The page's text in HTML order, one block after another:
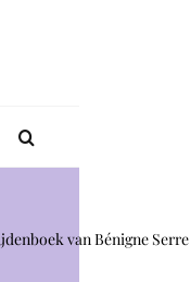
van Bénigne Serre